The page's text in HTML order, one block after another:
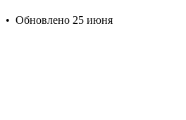
• Обновлено 25 июня